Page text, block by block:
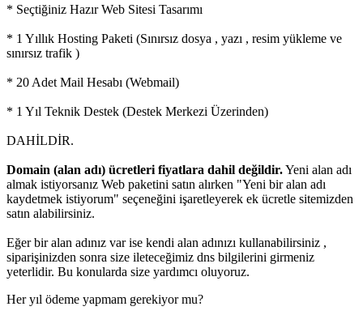
* Seçtiğiniz Hazır Web Sitesi Tasarımı
* 1 Yıllık Hosting Paketi (Sınırsız dosya , yazı , resim yükleme ve
sınırsız trafik )
* 20 Adet Mail Hesabı (Webmail)
* 1 Yıl Teknik Destek (Destek Merkezi Üzerinden)
DAHİLDİR.
Domain (alan adı) ücretleri fiyatlara dahil değildir.Yeni alan adı
almak istiyorsanız Web paketini satın alırken "Yeni bir alan adı
kaydetmek istiyorum" seçeneğini işaretleyerek ek ücretle sitemizden
satın alabilirsiniz.
Eğer bir alan adınız var ise kendi alan adınızı kullanabilirsiniz ,
siparişinizden sonra size ileteceğimiz dns bilgilerini girmeniz
yeterlidir. Bu konularda size yardımcı oluyoruz.
Her yıl ödeme yapmam gerekiyor mu?